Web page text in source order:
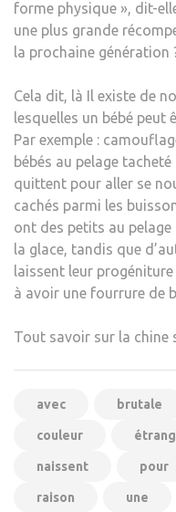
forme physique », dit-
une plus grande
la prochaine génération
Cela dit, là Il existe de
lesquelles un bébé peut
Par exemple :
bébés au pelage
quittent pour aller se
cachés parmi les
ont des petits au
la glace, tandis que
laissent leur
à avoir une fourrure de
Tout savoir sur la chine
avec brutale
couleur
naissent pour
raison une